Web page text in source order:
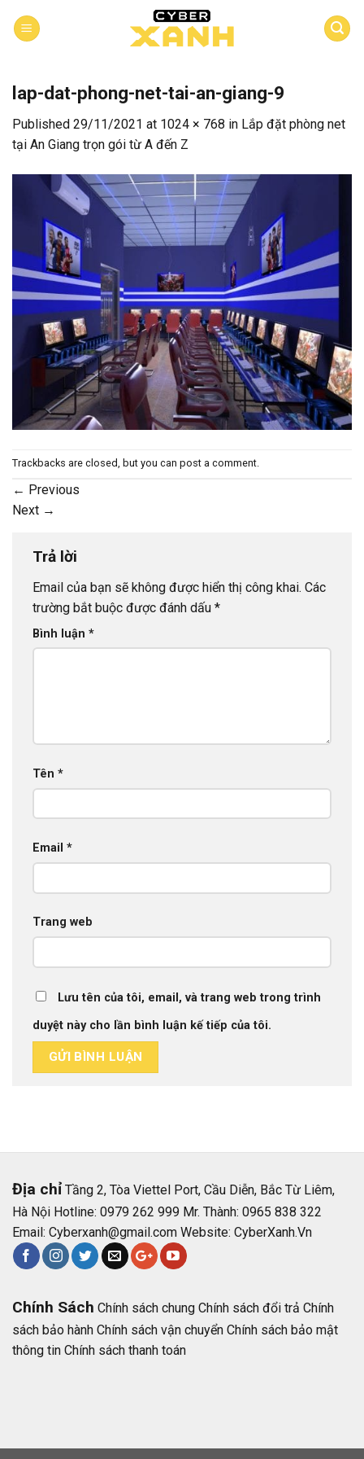
lap-dat-phong-net-tai-an-giang-9
Published 29/11/2021 at 1024 × 768 in Lắp đặt phòng net
tại An Giang trọn gói từ A đến Z
Trackbacks are closed, but you can post a comment.
← Previous
Next →
Trả lời
Email của bạn sẽ không được hiển thị công khai. Các
trường bắt buộc được đánh dấu *
Bình luận *
Tên *
Email *
Trang web
Lưu tên của tôi, email, và trang web trong trình
duyệt này cho lần bình luận kế tiếp của tôi.
Địa chỉTầng 2, Tòa Viettel Port, Cầu Diễn, Bắc Từ Liêm,
Hà Nội Hotline: 0979 262 999 Mr. Thành: 0965 838 322
Email: Cyberxanh@gmail.comWebsite: CyberXanh.Vn
Chính Sách Chính sách chung Chính sách đổi trả Chính
sách bảo hành Chính sách vận chuyển Chính sách bảo mật
thông tin Chính sách thanh toán